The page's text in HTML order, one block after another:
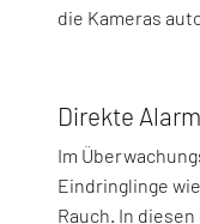
die Kameras
Direkte
Im
Eindringlinge
Rauch. In